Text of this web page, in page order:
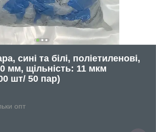
сині та білі, поліетиленові,
мм, щільність: 11 мкм
шт/ 50 пар)
опт